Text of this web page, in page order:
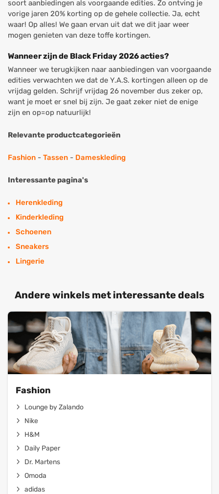
soort aanbiedingen als voorgaande edities. Zo ontving je
vorige jaren 20% korting op de gehele collectie. Ja, echt
waar! Op alles! We gaan ervan uit dat we dit jaar weer
mogen genieten van deze toffe kortingen.
Wanneer zijn de Black Friday 2026 acties?
Wanneer we terugkijken naar aanbiedingen van voorgaande
edities verwachten we dat de Y.A.S. kortingen alleen op de
vrijdag gelden. Schrijf vrijdag 26 november dus zeker op,
want je moet er snel bij zijn. Je gaat zeker niet de enige
zijn en op=op natuurlijk!
Relevante productcategorieën
Fashion - Tassen - Dameskleding
Interessante pagina's
Herenkleding
Kinderkleding
Schoenen
Sneakers
Lingerie
Andere winkels met interessante deals
Fashion
Lounge by Zalando
Nike
H&M
Daily Paper
Dr. Martens
Omoda
adidas